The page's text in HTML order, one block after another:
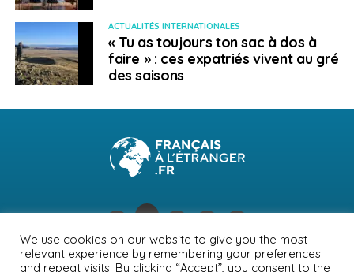
A SUIVRE
« PHC Tournesol 2025 » : un programme franco-
belge d’aide à la mobilité scientifique
NE RATEZ PAS
implantée en Allemagne »
Salomé Hénon Cohin
ACTUALITÉS INTERNATIONALES
« Tu as toujours ton sac à dos à
faire » : ces expatriés vivent au gré
des saisons
NEWSLETTER PUBLICITÉ CONTACTS MENTIONS LÉGALES
We use cookies on our website to give you the most
relevant experience by remembering your preferences
and repeat visits. By clicking “Accept”, you consent to the